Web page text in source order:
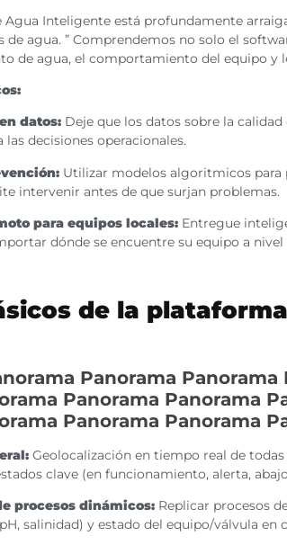
Inteligente está profundamente
de agua. ” Comprendemos no solo el
de agua, el comportamiento del equipo y
datos: Deje que los datos sobre la
las decisiones operacionales.
Utilizar modelos algoritmicos para
intervenir antes de que surjan problemas.
para equipos locales: Entregue
dónde se encuentre su equipo a
de la
Panorama
Panorama Panorama
Panorama Panorama
Geolocalización en tiempo real de
clave (en funcionamiento, alerta,
procesos dinámicos: Replicar procesos
salinidad) y estado del equipo/válvula en